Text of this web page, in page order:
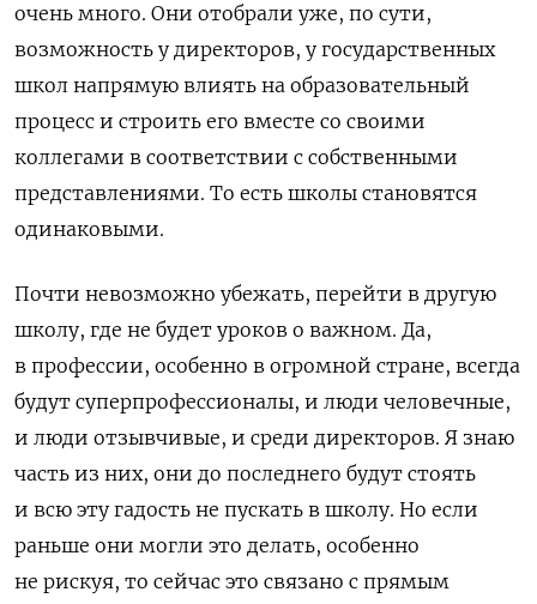
очень много. Они отобрали уже, по сути,
возможность у директоров, у государственных
школ напрямую влиять на образовательный
процесс и строить его вместе со своими
коллегами в соответствии с собственными
представлениями. То есть школы становятся
одинаковыми.
Почти невозможно убежать, перейти в другую
школу, где не будет уроков о важном. Да,
в профессии, особенно в огромной стране, всегда
будут суперпрофессионалы, и люди человечные,
и люди отзывчивые, и среди директоров. Я знаю
часть из них, они до последнего будут стоять
и всю эту гадость не пускать в школу. Но если
раньше они могли это делать, особенно
не рискуя, то сейчас это связано с прямым